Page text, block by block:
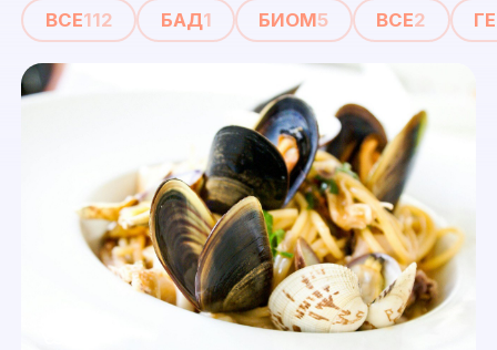
ВСЕ112 БАД1 БИОМ5 ВСЕ2